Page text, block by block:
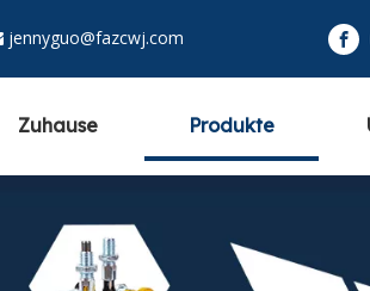
jennyguo@fazcwj.com
Zuhause Produkte